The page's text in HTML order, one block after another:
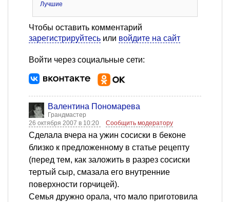
Лучшие
Чтобы оставить комментарий
зарегистрируйтесь или войдите на сайт
Войти через социальные сети:
Валентина Пономарева
Грандмастер
26 октября 2007 в 10:20
Сообщить модератору
Сделала вчера на ужин сосиски в беконе
близко к предложенному в статье рецепту
(перед тем, как заложить в разрез сосиски
тертый сыр, смазала его внутренние
поверхности горчицей).
Семья дружно орала, что мало приготовила